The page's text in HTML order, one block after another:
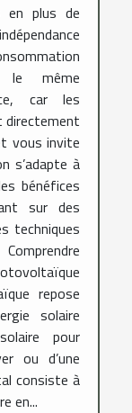
en plus de
le même
car les
directement
vous invite
s’adapte à
bénéfices
sur des
techniques
repose
solaire
pour
ou d’une
consiste à
en...